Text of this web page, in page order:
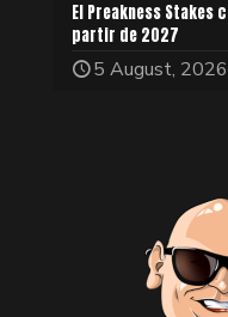
El Preakness Stakes
partir de 2027
5 August, 2026